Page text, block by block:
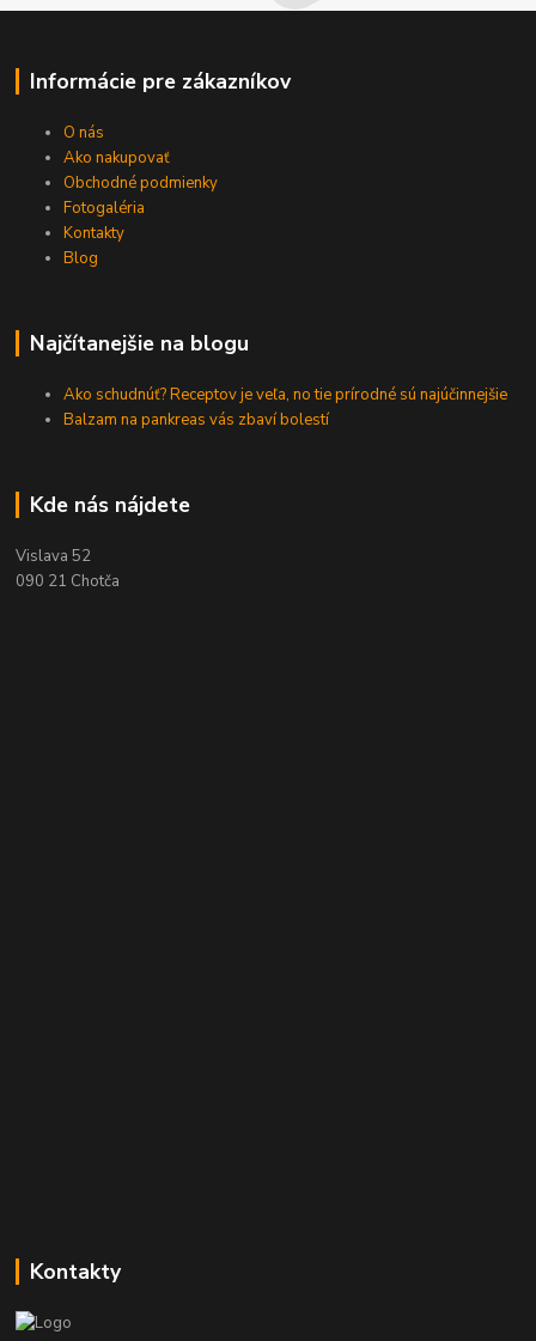
Informácie pre zákazníkov
O nás
Ako nakupovať
Obchodné podmienky
Fotogaléria
Kontakty
Blog
Najčítanejšie na blogu
Ako schudnúť? Receptov je veľa, no tie prírodné sú najúčinnejšie
Balzam na pankreas vás zbaví bolestí
Kde nás nájdete
Vislava 52
090 21 Chotča
Kontakty